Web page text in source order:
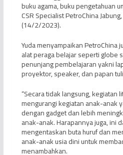
buku agama, buku pengetahuan
CSR Specialist PetroChina
(14/2/2023).
Yuda menyampaikan PetroChina
alat peraga belajar seperti globe
penunjang pembelajaran yakni
proyektor, speaker, dan papan
“Secara tidak langsung, kegiatan
mengurangi kegiatan anak-anak
dengan gadget dan lebih
anak-anak. Harapannya juga, ini
mengentaskan buta huruf dan
anak-anak usia dini untuk
menambahkan.